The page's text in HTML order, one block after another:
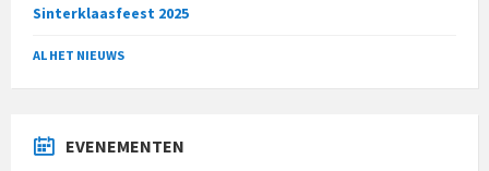
Sinterklaasfeest 2025
AL HET NIEUWS
EVENEMENTEN